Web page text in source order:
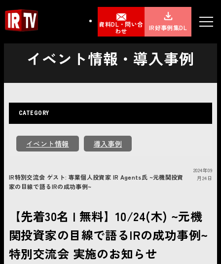
資料DL・問い合
わせ
IR好事例集DL
イベント情報・導入事例
CATEGORY
イベント情報 導入事例
IR特別交流会 ゲスト: 専業個人投資家 IR Agents氏 ~元機関投資
家の目線で語るIRの成功事例~
2024年09
月24日
【先着30名 | 無料】10/24(木) ~元機
関投資家の目線で語るIRの成功事例~
特別交流会 実施のお知らせ